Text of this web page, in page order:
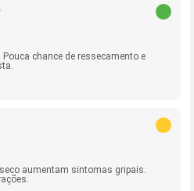
chance de ressecamento e
aumentam sintomas gripais.